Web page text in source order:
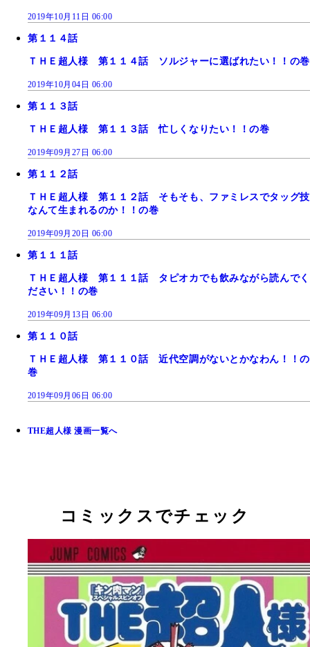
2019年10月11日 06:00
第１１４話
ＴＨＥ超人様 第１１４話 ソルジャーに選ばれたい！！の巻
2019年10月04日 06:00
第１１３話
ＴＨＥ超人様 第１１３話 忙しくなりたい！！の巻
2019年09月27日 06:00
第１１２話
ＴＨＥ超人様 第１１２話 そもそも、ファミレスでタッグ技
なんて生まれるのか！！の巻
2019年09月20日 06:00
第１１１話
ＴＨＥ超人様 第１１１話 タピオカでも飲みながら読んでく
ださい！！の巻
2019年09月13日 06:00
第１１０話
ＴＨＥ超人様 第１１０話 近代空調がないとかなわん！！の
巻
2019年09月06日 06:00
THE超人様 漫画一覧へ
コミックスでチェック